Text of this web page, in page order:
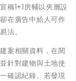
稱1+1房輔以夾層設
在廣告中給人可作
法。
案相關資料，在閱
針對建物與土地使
確認紀錄。若發現